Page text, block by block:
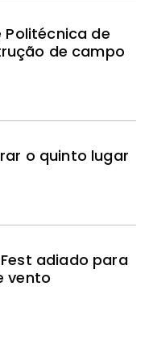
Politécnica de
de campo
o quinto lugar
adiado para
vento